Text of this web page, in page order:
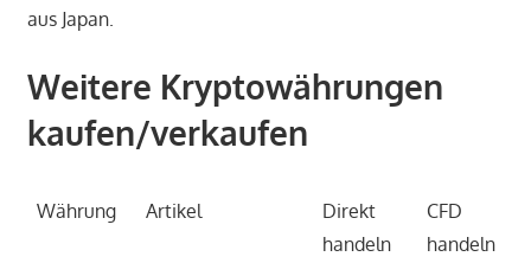
aus Japan.
Weitere Kryptowährungen
kaufen/verkaufen
Währung Artikel
Direkt
handeln
CFD
handeln